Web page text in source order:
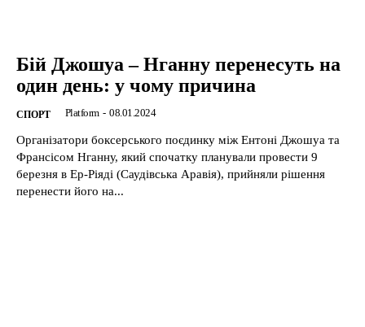
Бій Джошуа – Нганну перенесуть на
один день: у чому причина
CПОРТ Platform - 08.01.2024
Організатори боксерського поєдинку між Ентоні Джошуа та
Франсісом Нганну, який спочатку планували провести 9
березня в Ер-Ріяді (Саудівська Аравія), прийняли рішення
перенести його на...